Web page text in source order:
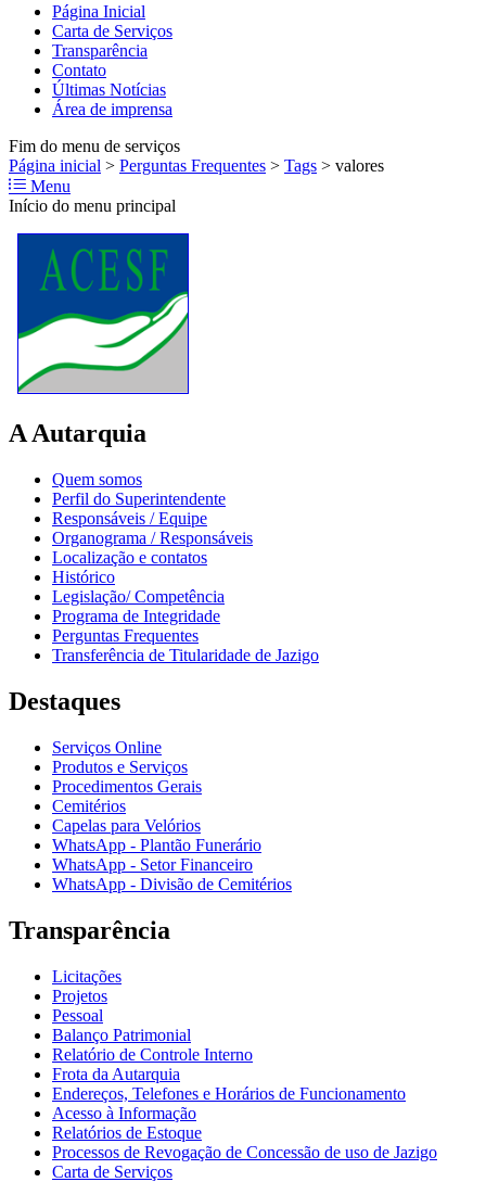
Página Inicial
Carta de Serviços
Transparência
Contato
Últimas Notícias
Área de imprensa
Fim do menu de serviços
Página inicial > Perguntas Frequentes > Tags > valores
Menu
Início do menu principal
A Autarquia
Quem somos
Perfil do Superintendente
Responsáveis / Equipe
Organograma / Responsáveis
Localização e contatos
Histórico
Legislação/ Competência
Programa de Integridade
Perguntas Frequentes
Transferência de Titularidade de Jazigo
Destaques
Serviços Online
Produtos e Serviços
Procedimentos Gerais
Cemitérios
Capelas para Velórios
WhatsApp - Plantão Funerário
WhatsApp - Setor Financeiro
WhatsApp - Divisão de Cemitérios
Transparência
Licitações
Projetos
Pessoal
Balanço Patrimonial
Relatório de Controle Interno
Frota da Autarquia
Endereços, Telefones e Horários de Funcionamento
Acesso à Informação
Relatórios de Estoque
Processos de Revogação de Concessão de uso de Jazigo
Carta de Serviços